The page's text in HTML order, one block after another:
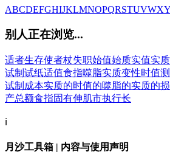
ABCDEFGHIJKLMNOPQRSTUVWXY
别人正在浏览...
适者生存使者杖失职始值始质实值实质
试制 试纸适值食指噬脂实质变性时值
试制成本实质的时值的噬脂的实质的
产总额食指固有伸肌市执行长
ℹ️
月沙工具箱 | 内容与使用声明